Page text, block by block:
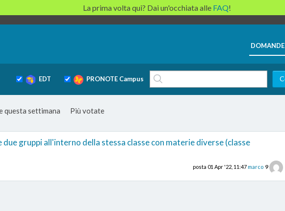
DOMANDE
EDT PRONOTE Campus
questa settimana Più votate
due gruppi all'interno della stessa classe con materie diverse (classe
posta 01 Apr '22, 11:47marco 9
La prima volta qui? Dai un'occhiata alle FAQ!